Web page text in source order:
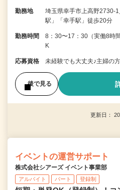
勤務地
埼玉県幸手市上高野2730-
駅」「幸手駅」徒歩20分
勤務時間
8：30〜17：30（実働8時
K
応募資格 未経験でも大丈夫♪主婦の
後で見る
更新日：
イベントの運営サポート
株式会社シアーズ イベント事業部
アルバイト パート 登録制